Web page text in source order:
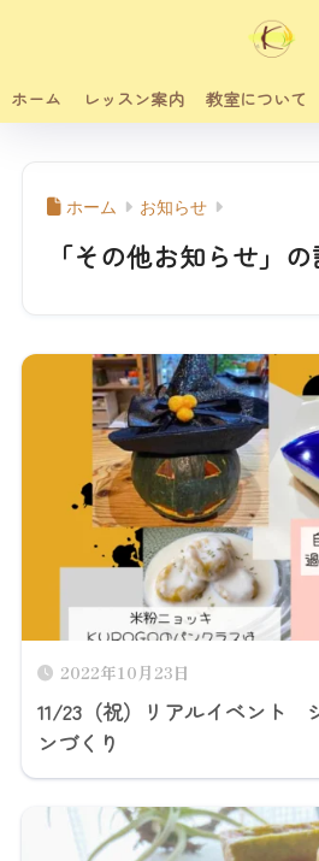
ホーム レッスン案内 教室について
ホーム お知らせ
「その他お知らせ」
2022年10月23日
11/23（祝）リアルイベント
ンづくり